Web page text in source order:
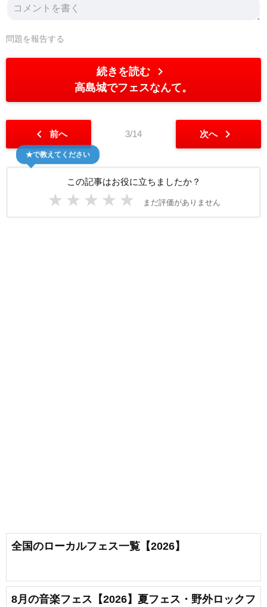
問題を報告する
続きを読む chevron_right
高島城でフェスなんて。
chevron_left 前へ 3/14 次へ chevron_right
この記事はお役に立ちましたか？
★ ★ ★ ★ ★ まだ評価がありません
★で教えてください
全国のローカルフェス一覧【2026】
8月の音楽フェス【2026】夏フェス・野外ロックフ